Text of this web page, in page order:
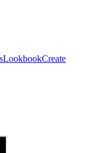
LookbookCreate